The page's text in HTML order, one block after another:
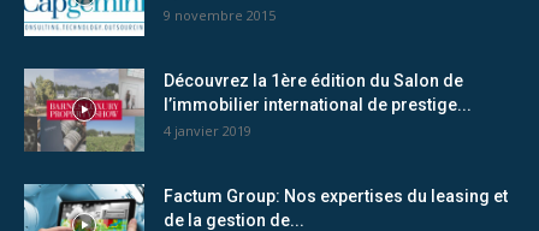
9 novembre 2015
Découvrez la 1ère édition du Salon de
l’immobilier international de prestige...
4 janvier 2019
Factum Group: Nos expertises du leasing et
de la gestion de...